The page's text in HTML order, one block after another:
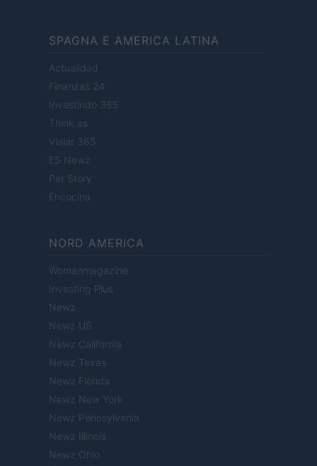
SPAGNA E AMERICA LATINA
Actualidad
Finanzas 24
Investindo 365
Think.es
Viajar 365
ES Newz
Pet Story
Encocina
NORD AMERICA
Womanmagazine
Investing Plus
Newz
Newz US
Newz California
Newz Texas
Newz Florida
Newz New York
Newz Pennsylvania
Newz Illinois
Newz Ohio